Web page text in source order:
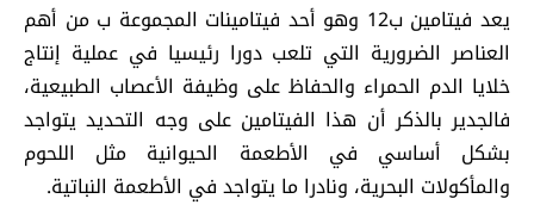
يعد فيتامين ب12 وهو أحد فيتامينات المجموعة ب من أهم
العناصر الضرورية التي تلعب دورا رئيسيا في عملية إنتاج
خلايا الدم الحمراء والحفاظ على وظيفة الأعصاب الطبيعية،
فالجدير بالذكر أن هذا الفيتامين على وجه التحديد يتواجد
بشكل أساسي في الأطعمة الحيوانية مثل اللحوم
والمأكولات البحرية، ونادرا ما يتواجد في الأطعمة النباتية.